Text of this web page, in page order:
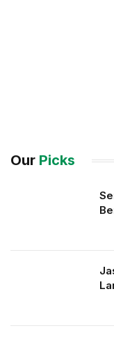
Our Picks